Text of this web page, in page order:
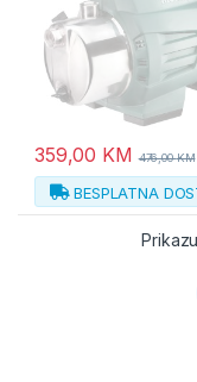
359,00 KM 476,00KM
BESPLATNA